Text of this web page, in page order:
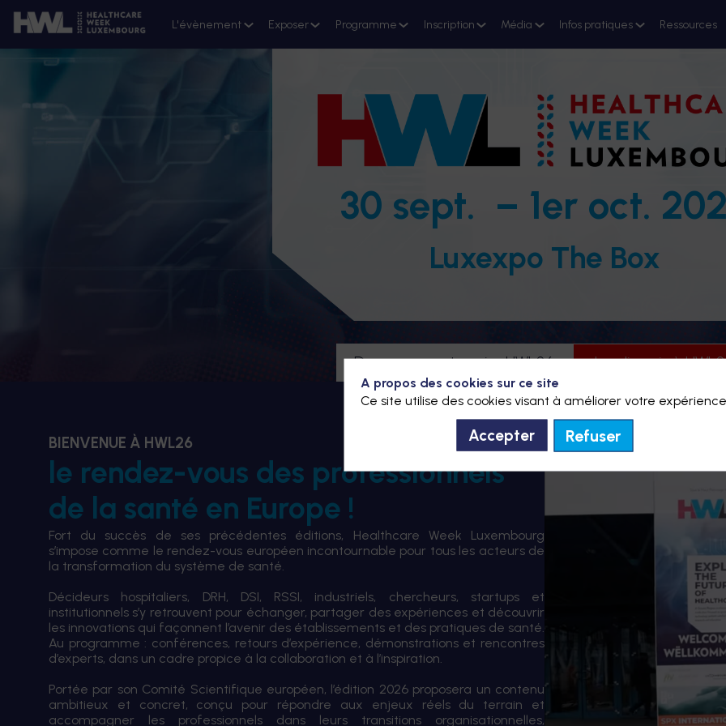
L'évènement Exposer Programme Inscription Média Infos pratiques Ressources
30 sept. – 1er oct.
Luxexpo The Box
Devenez partenaire HWL26 Je m'inscris à
BIENVENUE À HWL26
le rendez-vous des professionnels
de la santé en Europe !
Fort du succès de ses précédentes éditions, Healthcare Week Luxembourg
s’impose comme le rendez-vous européen incontournable pour tous les acteurs de
la transformation du système de santé.
Décideurs hospitaliers, DRH, DSI, RSSI, industriels, chercheurs, startups et
institutionnels s’y retrouvent pour échanger, partager des expériences et découvrir
les innovations qui façonnent l’avenir des établissements et des pratiques de santé.
Au programme : conférences, retours d’expérience, démonstrations et rencontres
d’experts, dans un cadre propice à la collaboration et à l’inspiration.
Portée par son Comité Scientifique européen, l’édition 2026 proposera un contenu
ambitieux et concret, conçu pour répondre aux enjeux réels du terrain et
accompagner les professionnels dans leurs transitions organisationnelles,
A propos des cookies sur ce site
Ce site utilise des cookies visant à améliorer votre
Accepter Refuser